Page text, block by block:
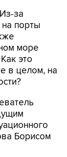
море
это
в целом, на
Борисом